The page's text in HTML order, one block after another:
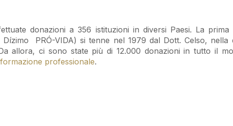
donazioni a 356 istituzioni in diversi Paesi. La prima
Dízimo PRÓ-VIDA) si tenne nel 1979 dal Dott. Celso, nella
allora, ci sono state più di 12.000 donazioni in tutto il
formazione professionale.